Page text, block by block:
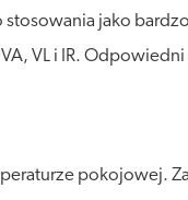
jako
VL i IR.
pokojowej.